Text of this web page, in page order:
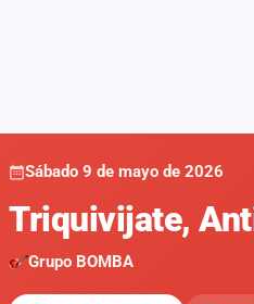
Sábado 9 de mayo de 2026
Triquivijate,
Grupo BOMBA